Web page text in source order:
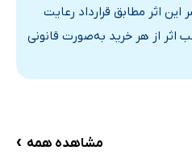
اثر مطابق قرارداد رعایت
از هر خرید به‌صورت قانونی
مشاهده همه ›